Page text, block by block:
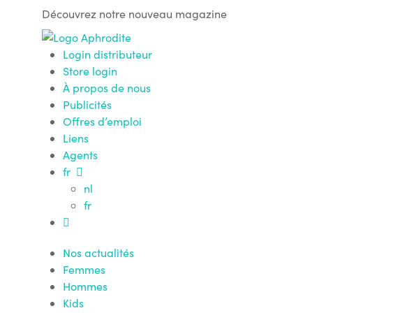
Découvrez notre nouveau magazine
Login distributeur
Store login
À propos de nous
Publicités
Offres d’emploi
Liens
Agents
fr
nl
fr
Nos actualités
Femmes
Hommes
Kids